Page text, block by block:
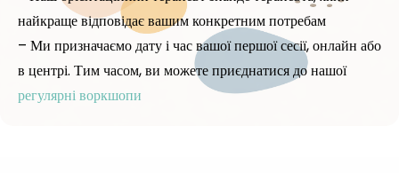
найкраще відповідає вашим конкретним потребам
– Ми призначаємо дату і час вашої першої сесії, онлайн або
в центрі. Тим часом, ви можете приєднатися до нашої
регулярні воркшопи